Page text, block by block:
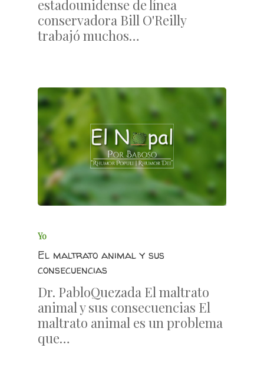
estadounidense de línea
conservadora Bill O'Reilly
trabajó muchos…
Yo
El maltrato animal y sus
consecuencias
Dr. PabloQuezada El maltrato
animal y sus consecuencias El
maltrato animal es un problema
que…